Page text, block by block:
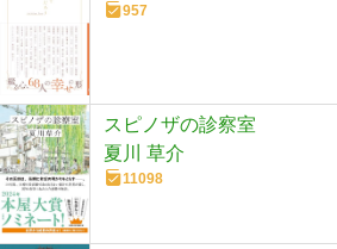
957
スピノザの診察室
夏川 草介
11098